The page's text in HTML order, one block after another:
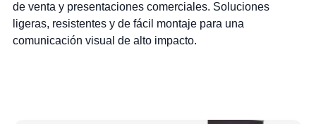
de venta y presentaciones comerciales. Soluciones
ligeras, resistentes y de fácil montaje para una
comunicación visual de alto impacto.